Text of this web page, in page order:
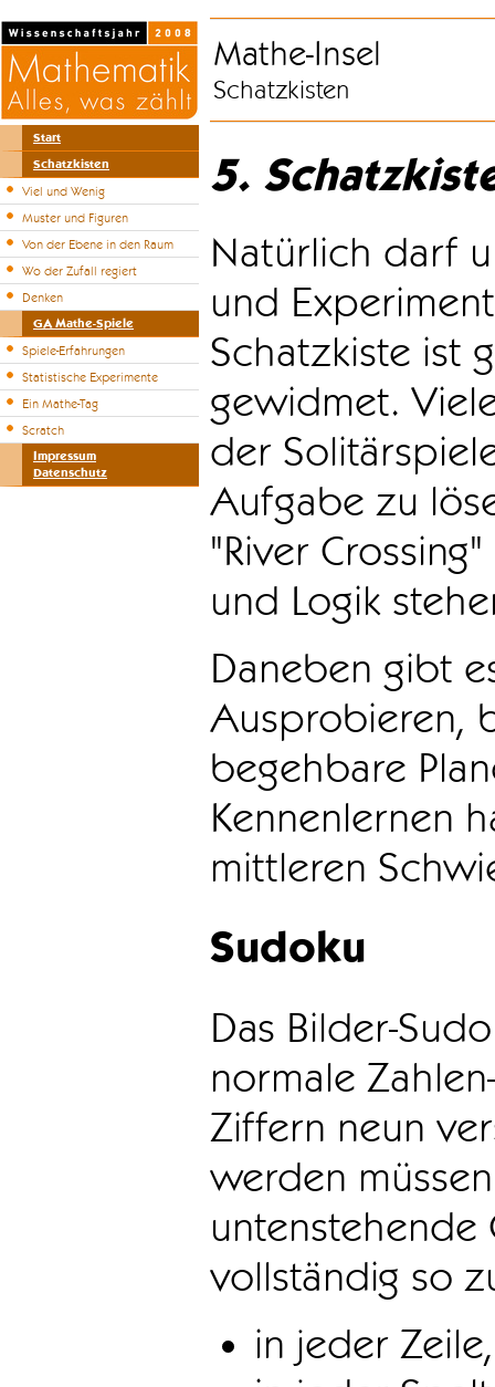
Start
Schatzkisten
Viel und Wenig
Muster und Figuren
Von der Ebene in den Raum
Wo der Zufall regiert
Denken
GA Mathe-Spiele
Spiele-Erfahrungen
Statistische Experimente
Ein Mathe-Tag
Scratch
Impressum
Datenschutz
Mathe-Insel
Schatzkisten
5.
Natürlich darf
und
Schatzkiste ist
gewidmet.
der
Aufgabe zu
"River
und Logik
Daneben gibt
Ausprobieren,
begehbare
Kennenlernen
mittleren
Sudoku
Das Bilder-
normale
Ziffern neun
werden
vollständig so
in jeder Zeile,